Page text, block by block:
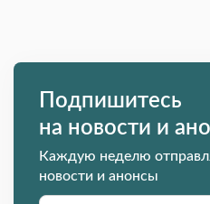
Подпишитесь
на новости и
Каждую неделю
новости и анонсы